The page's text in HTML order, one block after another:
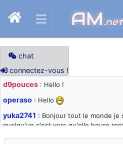
AM.net
chat
connectez-vous !
d9pouces : Hello !
operaso : Hello
yuka2741 : Bonjour tout le monde je
quelqu'un c'est vers qu'elle heure